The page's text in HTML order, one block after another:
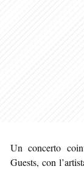
Un concerto
Guests, con